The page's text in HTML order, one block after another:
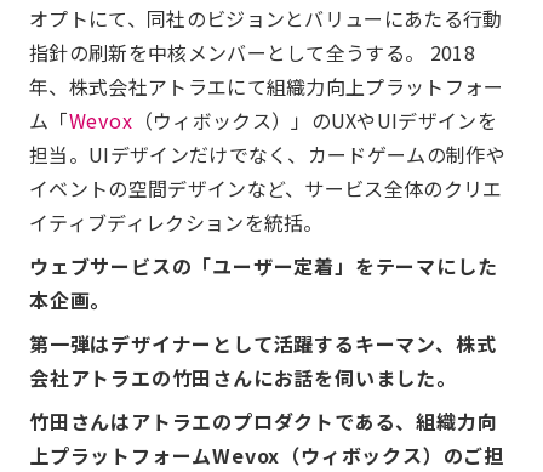
オプトにて、同社のビジョンとバリューにあたる行動
指針の刷新を中核メンバーとして全うする。 2018
年、株式会社アトラエにて組織力向上プラットフォー
ム「Wevox （ウィボックス）」のUXやUIデザインを
担当。UIデザインだけでなく、カードゲームの制作や
イベントの空間デザインなど、サービス全体のクリエ
イティブディレクションを統括。
ウェブサービスの「ユーザー定着」をテーマにした
本企画。
第一弾はデザイナーとして活躍するキーマン、株式
会社アトラエの竹田さんにお話を伺いました。
竹田さんはアトラエのプロダクトである、組織力向
上プラットフォームWevox（ウィボックス）のご担